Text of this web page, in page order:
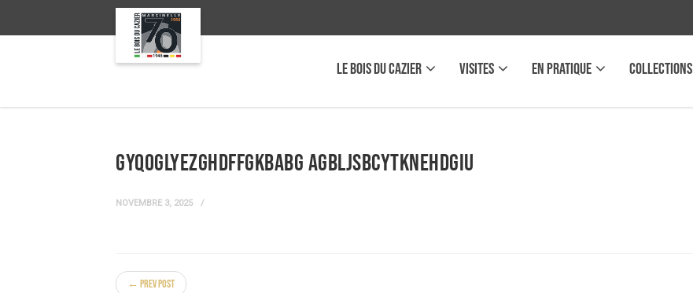
LE BOIS DU CAZIER VISITES EN PRATIQUE COLLECTIONS
gyqoGlyEZGhdFFGkBabg agBljSBcyTknEhdgiU
NOVEMBRE 3, 2025
← Prev Post